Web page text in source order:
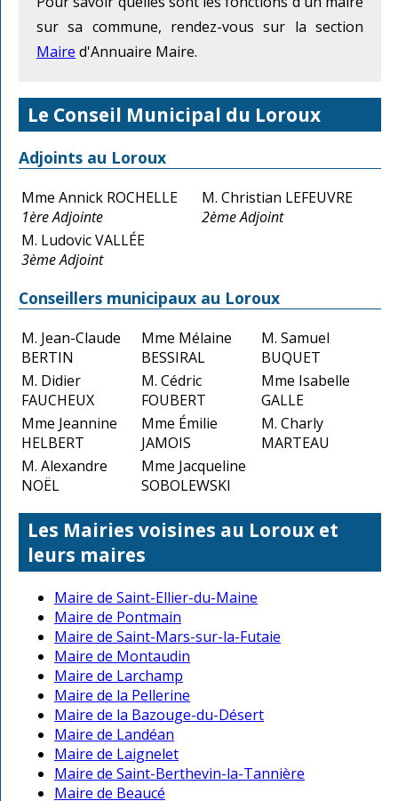
sur sa commune, rendez-vous sur la section
Maire d'Annuaire Maire.
Le Conseil Municipal du Loroux
Adjoints au Loroux
Mme Annick ROCHELLE
1ère Adjointe
M. Christian LEFEUVRE
2ème Adjoint
M. Ludovic VALLÉE
3ème Adjoint
Conseillers municipaux au Loroux
M. Jean-Claude
BERTIN
Mme Mélaine
BESSIRAL
M. Samuel
BUQUET
M. Didier
FAUCHEUX
M. Cédric
FOUBERT
Mme Isabelle
GALLE
Mme Jeannine
HELBERT
Mme Émilie
JAMOIS
M. Charly
MARTEAU
M. Alexandre
NOËL
Mme Jacqueline
SOBOLEWSKI
Les Mairies voisines au Loroux et
leurs maires
Maire de Saint-Ellier-du-Maine
Maire de Pontmain
Maire de Saint-Mars-sur-la-Futaie
Maire de Montaudin
Maire de Larchamp
Maire de la Pellerine
Maire de la Bazouge-du-Désert
Maire de Landéan
Maire de Laignelet
Maire de Saint-Berthevin-la-Tannière
Maire de Beaucé